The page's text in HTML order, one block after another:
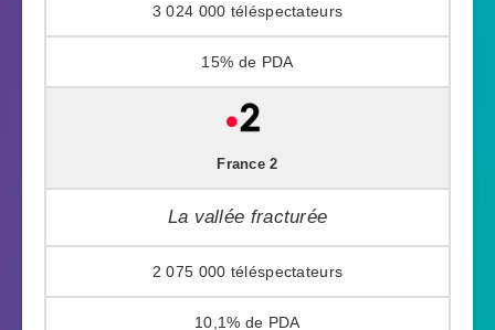
3 024 000
15%
France 2
La vallée fracturée
2 075 000
10,1%